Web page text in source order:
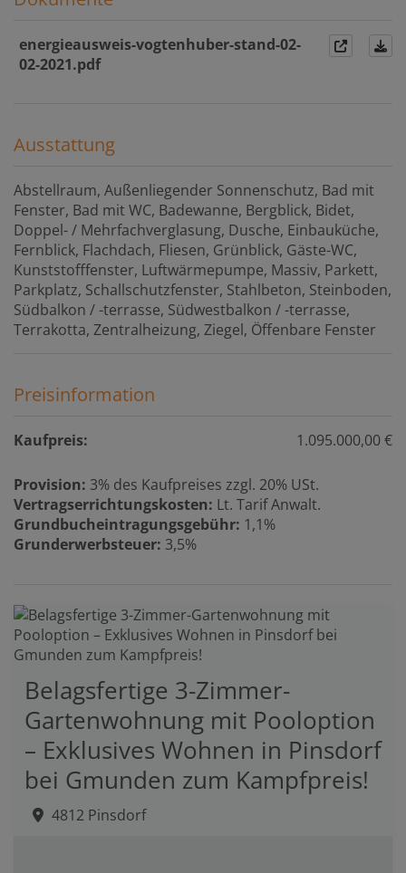
energieausweis-vogtenhuber-stand-02-
02-2021.pdf
Ausstattung
Abstellraum Außenliegender Sonnenschutz Bad mit
Fenster Bad mit WC Badewanne Bergblick Bidet
Doppel- / Mehrfachverglasung Dusche Einbauküche
Fernblick Flachdach Fliesen Grünblick Gäste-WC
Kunststofffenster Luftwärmepumpe Massiv Parkett
Parkplatz Schallschutzfenster Stahlbeton Steinboden
Südbalkon / -terrasse Südwestbalkon / -terrasse
Terrakotta Zentralheizung Ziegel Öffenbare Fenster
Preisinformation
Kaufpreis: 1.095.000,00 €
Provision: 3% des Kaufpreises zzgl. 20% USt.
Vertragserrichtungskosten: Lt. Tarif Anwalt.
Grundbucheintragungsgebühr: 1,1%
Grunderwerbsteuer: 3,5%
Belagsfertige 3-Zimmer-
Gartenwohnung mit Pooloption
– Exklusives Wohnen in Pinsdorf
bei Gmunden zum Kampfpreis!
4812 Pinsdorf